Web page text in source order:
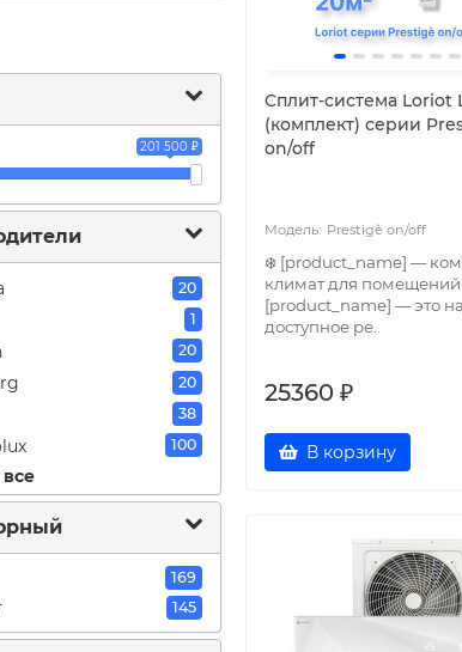
201 500 ₽
20
1
20
20
38
100
1
44
25
15
все
169
145
Cплит-система Loriot
(комплект) серии
on/off
Prestigè on/off
❄️ [product_name] —
климат для помещений
[product_name] — это
доступное ре..
25360 ₽
В корзину